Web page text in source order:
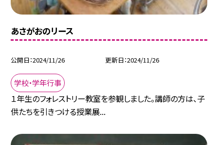
あさがおのリース
公開日 2024/11/26 更新日 2024/11/26
学校・学年行事
１年生のフォレストリー教室を参観しました。講師の方は、子
供たちを引きつける授業展...